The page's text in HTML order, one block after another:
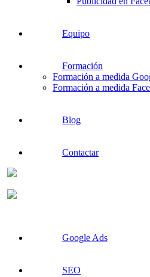
Equipo
Formación
Formación a medida
Formación a medida
Blog
Contactar
Google Ads
SEO